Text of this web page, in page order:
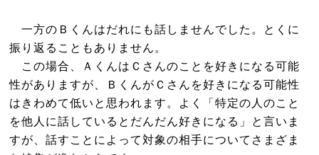
一方のＢくんはだれにも話しませんでした。とくに
振り返ることもありません。
この場合、ＡくんはＣさんのことを好きになる可能
性がありますが、ＢくんがＣさんを好きになる可能性
はきわめて低いと思われます。よく「特定の人のこと
を他人に話しているとだんだん好きになる」と言いま
すが、話すことによって対象の相手についてさまざま